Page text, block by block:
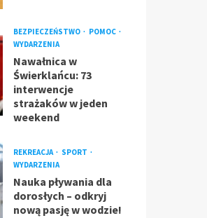
BEZPIECZEŃSTWO
POMOC
WYDARZENIA
Nawałnica w
Świerklańcu: 73
interwencje
strażaków w jeden
weekend
REKREACJA
SPORT
WYDARZENIA
Nauka pływania dla
dorosłych – odkryj
nową pasję w wodzie!